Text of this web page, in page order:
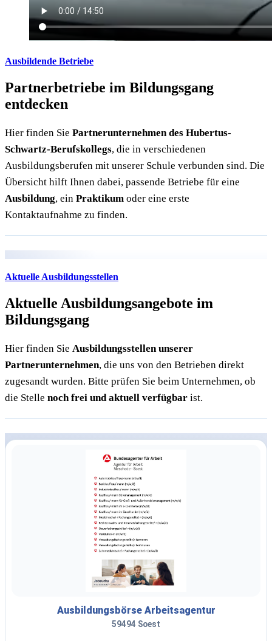
Ausbildende Betriebe
Partnerbetriebe im Bildungsgang
entdecken
Hier finden Sie Partnerunternehmen des Hubertus-
Schwartz-Berufskollegs, die in verschiedenen
Ausbildungsberufen mit unserer Schule verbunden sind. Die
Übersicht hilft Ihnen dabei, passende Betriebe für eine
Ausbildung, ein Praktikum oder eine erste
Kontaktaufnahme zu finden.
Aktuelle Ausbildungsstellen
Aktuelle Ausbildungsangebote im
Bildungsgang
Hier finden Sie Ausbildungsstellen unserer
Partnerunternehmen, die uns von den Betrieben direkt
zugesandt wurden. Bitte prüfen Sie beim Unternehmen, ob
die Stelle noch frei und aktuell verfügbar ist.